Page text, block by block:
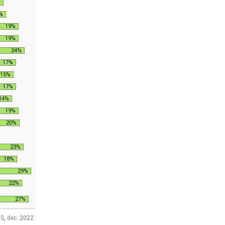
19%
19%
24%
17%
15%
17%
19%
20%
23%
18%
29%
22%
27%
dec. 2022